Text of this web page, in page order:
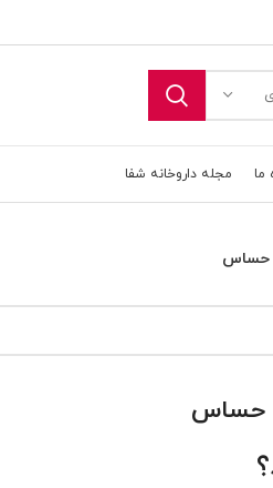
ما مجله داروخانه شفا
حساس
حساس